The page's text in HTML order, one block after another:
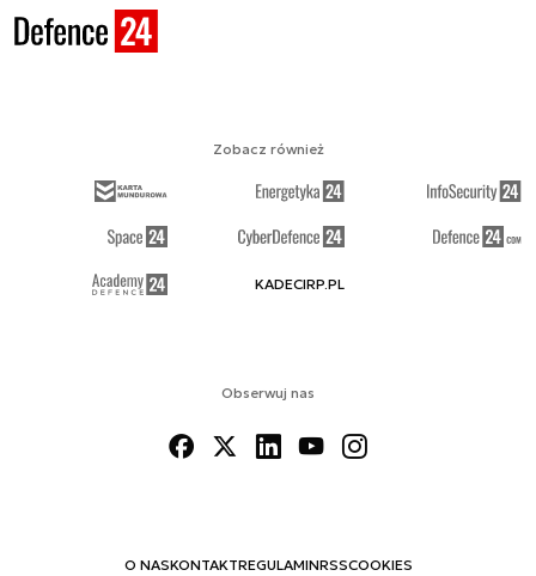
Obserwuj nas
O NASKONTAKTREGULAMINRSSCOOKIES
Zobacz również
KADECIRP.PL